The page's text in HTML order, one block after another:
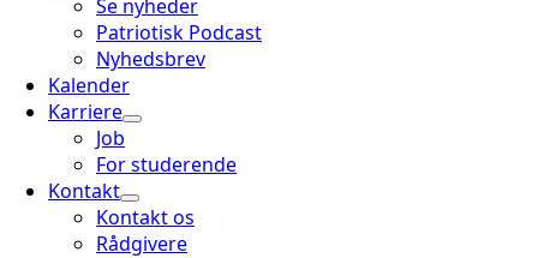
Se nyheder
Patriotisk Podcast
Nyhedsbrev
Kalender
Karriere
Job
For studerende
Kontakt
Kontakt os
Rådgivere